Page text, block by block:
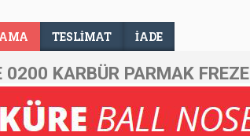
TESLIMAT İADE
0200 KARBÜR PARMAK FREZE